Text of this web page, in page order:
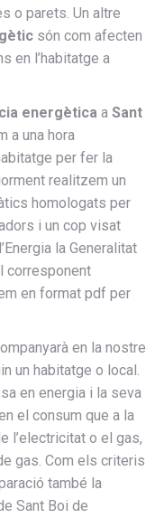
o parets. Un altre
són com afecten
en l’habitatge a
energètica a Sant
a una hora
per fer la
realitzem un
homologats per
i un cop visat
la Generalitat
corresponent
en format pdf per
en la nostre
un habitatge o local.
en energia i la seva
el consum que a la
l’electricitat o el gas,
gas. Com els criteris
també la
Sant Boi de